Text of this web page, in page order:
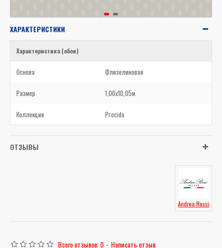
ХАРАКТЕРИСТИКИ
Характеристика (обои)
Основа Флизелиновая
Размер 1,06x10,05м
Коллекция Procida
ОТЗЫВЫ
Andrea Rossi
Всего отзывов: 0 - Написать отзыв